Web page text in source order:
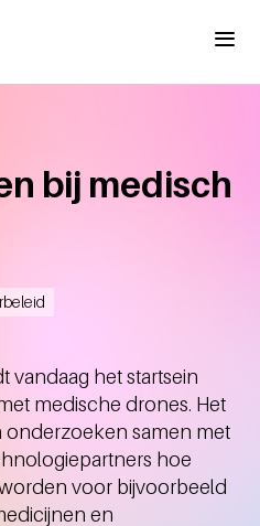
Menu
bij medisch
vandaag het startsein
medische drones. Het
onderzoeken samen met
hoe
voor bijvoorbeeld
en